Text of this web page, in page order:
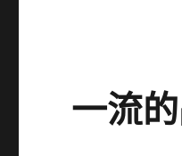
一流